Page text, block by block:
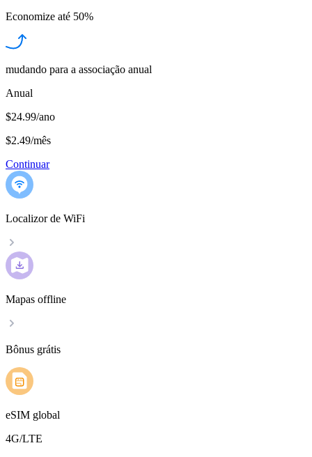
Economize até 50%
mudando para a associação anual
Anual
$24.99/ano
$2.49/mês
Continuar
Localizor de WiFi
Mapas offline
Bônus grátis
eSIM global
4G/LTE